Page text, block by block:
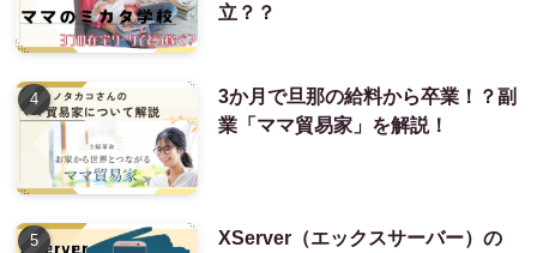
立？？
3か月で旦那の給料から卒業！？副
業「ママ貿易家」を解説！
XServer（エックスサーバー）の